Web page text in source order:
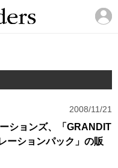
2008/11/21
ションズ、「GRANDIT
ーションパック」の販